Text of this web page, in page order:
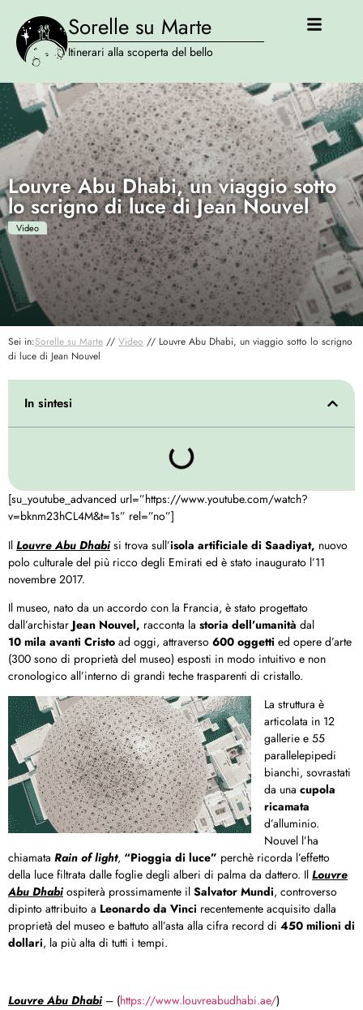
Sorelle su Marte
Itinerari alla scoperta del bello
Louvre Abu Dhabi, un viaggio sotto
lo scrigno di luce di Jean Nouvel
Video
Sei in:Sorelle su Marte // Video // Louvre Abu Dhabi, un viaggio sotto lo scrigno
di luce di Jean Nouvel
[su_youtube_advanced url=”https://www.youtube.com/watch?
v=bknm23hCL4M&t=1s” rel=”no”]
Il Louvre Abu Dhabisi trova sull’isola artificiale di Saadiyat, nuovo
polo culturale del più ricco degli Emirati ed è stato inaugurato l’11
novembre 2017.
Il museo, nato da un accordo con la Francia, è stato progettato
dall’archistar Jean Nouvel, racconta la storia dell’umanità dal
10 mila avanti Cristo ad oggi, attraverso 600 oggetti ed opere d’arte
(300 sono di proprietà del museo) esposti in modo intuitivo e non
cronologico all’interno di grandi teche trasparenti di cristallo.
La struttura è
articolata in 12
gallerie e 55
parallelepipedi
bianchi, sovrastati
da una cupola
ricamata
d’alluminio.
Nouvel l’ha
chiamata Rain of light, “Pioggia di luce” perchè ricorda l’effetto
della luce filtrata dalle foglie degli alberi di palma da dattero. Il Louvre
Abu Dhabiospiterà prossimamente il Salvator Mundi, controverso
dipinto attribuito a Leonardo da Vinci recentemente acquisito dalla
proprietà del museo e battuto all’asta alla cifra record di 450 milioni di
dollari, la più alta di tutti i tempi.
Louvre Abu Dhabi– (https://www.louvreabudhabi.ae/)
In sintesi